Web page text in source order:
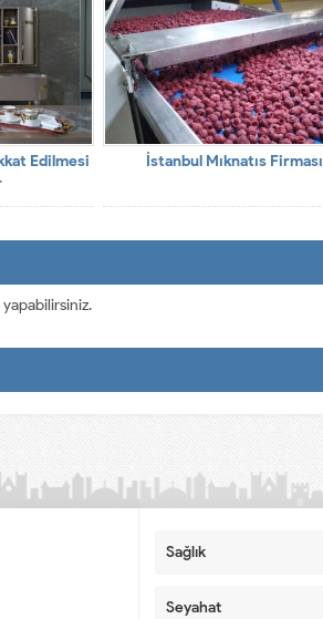
Edilmesi
İstanbul Mıknatıs Firması
yapabilirsiniz.
Sağlık
Seyahat